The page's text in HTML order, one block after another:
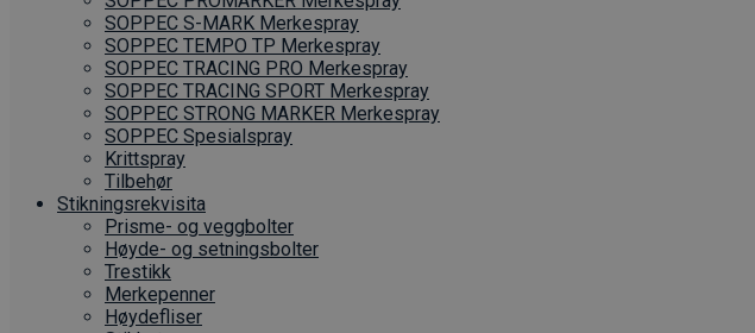
SOPPEC S-MARK Merkespray
SOPPEC TEMPO TP Merkespray
SOPPEC TRACING PRO Merkespray
SOPPEC TRACING SPORT Merkespray
SOPPEC STRONG MARKER Merkespray
SOPPEC Spesialspray
Krittspray
Tilbehør
Stikningsrekvisita
Prisme- og veggbolter
Høyde- og setningsbolter
Trestikk
Merkepenner
Høydefliser